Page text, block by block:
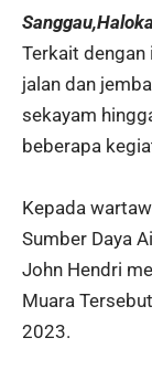
Terkait
jalan dan
sekayam
beberapa
Kepada
Sumber Daya
John Hendri
Muara
2023.